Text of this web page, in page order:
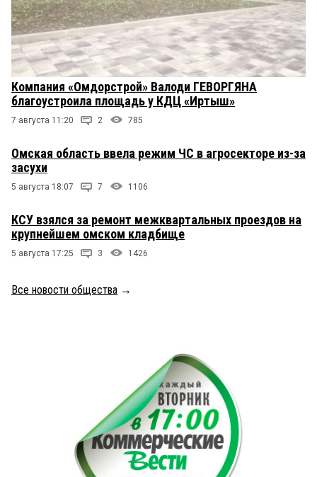
Компания «Омдорстрой» Валоди ГЕВОРГЯНА
благоустроила площадь у КДЦ «Иртыш»
7 августа 11:20 2 785
Омская область ввела режим ЧС в агросекторе из-за
засухи
5 августа 18:07 7 1106
КСУ взялся за ремонт межквартальных проездов на
крупнейшем омском кладбище
5 августа 17:25 3 1426
Все новости общества →